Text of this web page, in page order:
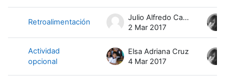
Retroalimentación
Julio Alfredo Capdevila
2 Mar 2017
Actividad
opcional
Elsa Adriana Cruz
4 Mar 2017